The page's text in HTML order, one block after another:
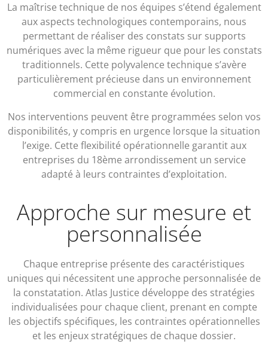
La maîtrise technique de nos équipes s’étend également
aux aspects technologiques contemporains, nous
permettant de réaliser des constats sur supports
numériques avec la même rigueur que pour les constats
traditionnels. Cette polyvalence technique s’avère
particulièrement précieuse dans un environnement
commercial en constante évolution.
Nos interventions peuvent être programmées selon vos
disponibilités, y compris en urgence lorsque la situation
l’exige. Cette flexibilité opérationnelle garantit aux
entreprises du 18ème arrondissement un service
adapté à leurs contraintes d’exploitation.
Approche sur mesure et
personnalisée
Chaque entreprise présente des caractéristiques
uniques qui nécessitent une approche personnalisée de
la constatation. Atlas Justice développe des stratégies
individualisées pour chaque client, prenant en compte
les objectifs spécifiques, les contraintes opérationnelles
et les enjeux stratégiques de chaque dossier.